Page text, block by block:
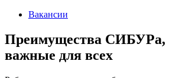
Вакансии
Преимущества СИБУРа,
важные для всех